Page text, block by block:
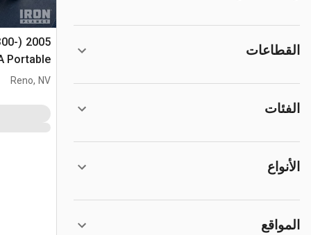
القطاعات
الفئات
الأنواع
المواقع
العقارات
Reno, NV